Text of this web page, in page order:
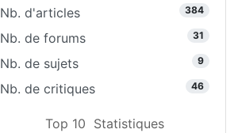
Nb. d'articles 384
Nb. de forums 31
Nb. de sujets 9
Nb. de critiques 46
Top 10 Statistiques